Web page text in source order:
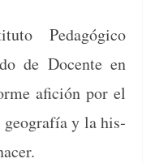
Pedagógi­co
de Docente en
afi­ción por el
geografía y la his­